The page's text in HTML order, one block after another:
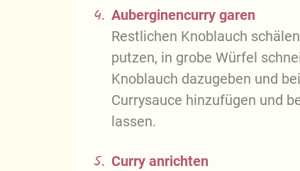
4. Auberginencurry garen
Restlichen Knoblauch
putzen, in grobe Würfel
Knoblauch dazugeben und
Currysauce hinzufügen und
lassen.
5. Curry anrichten